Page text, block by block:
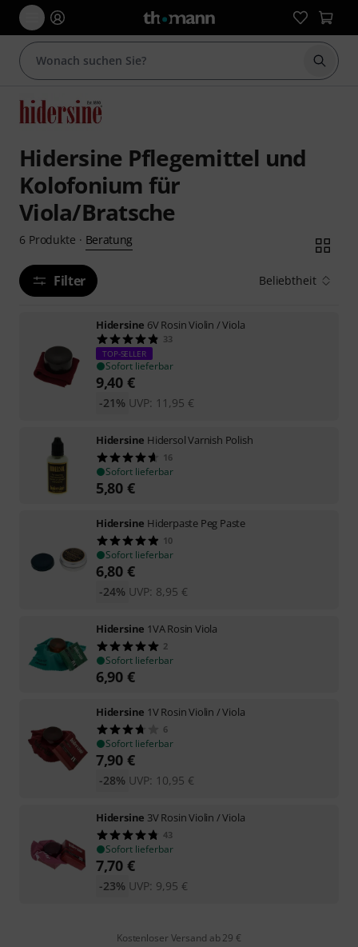
Suche
Hidersine Pflegemittel und
Kolofonium für
Viola/Bratsche
6 Produkte · Beratung
Filter Beliebtheit
Hidersine 6V Rosin Violin / Viola
33
TOP-SELLER
Sofort lieferbar
9,40 €
UVP: 11,95 €
-21%
Hidersine Hidersol Varnish Polish
16
Sofort lieferbar
5,80 €
Hidersine Hiderpaste Peg Paste
10
Sofort lieferbar
6,80 €
UVP: 8,95 €
-24%
Hidersine 1VA Rosin Viola
2
Sofort lieferbar
6,90 €
Hidersine 1V Rosin Violin / Viola
6
Sofort lieferbar
7,90 €
UVP: 10,95 €
-28%
Hidersine 3V Rosin Violin / Viola
43
Sofort lieferbar
7,70 €
UVP: 9,95 €
-23%
Kostenloser Versand ab 29 €